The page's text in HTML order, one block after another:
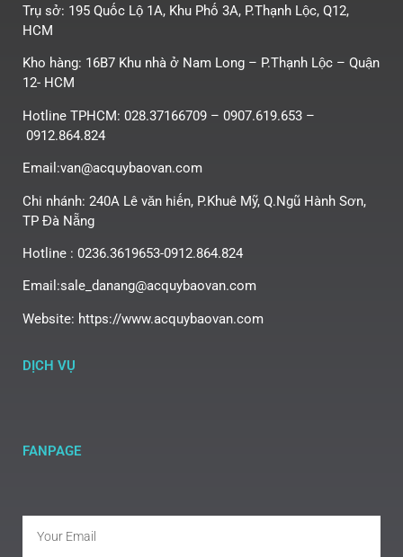
Trụ sở: 195 Quốc Lộ 1A, Khu Phố 3A, P.Thạnh Lộc, Q12,
HCM
Kho hàng: 16B7 Khu nhà ở Nam Long – P.Thạnh Lộc – Quận
12- HCM
Hotline TPHCM: 028.37166709 – 0907.619.653 –
0912.864.824
Email:van@acquybaovan.com
Chi nhánh: 240A Lê văn hiến, P.Khuê Mỹ, Q.Ngũ Hành Sơn,
TP Đà Nẵng
Hotline : 0236.3619653-0912.864.824
Email:sale_danang@acquybaovan.com
Website: https://www.acquybaovan.com
DỊCH VỤ
FANPAGE